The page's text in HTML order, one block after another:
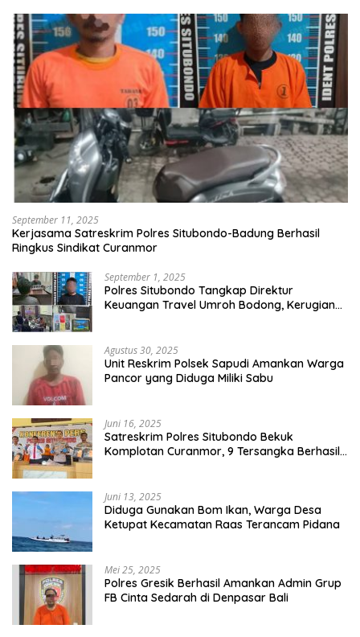
September 11, 2025
Kerjasama Satreskrim Polres Situbondo-Badung Berhasil
Ringkus Sindikat Curanmor
September 1, 2025
Polres Situbondo Tangkap Direktur
Keuangan Travel Umroh Bodong, Kerugian
Agustus 30, 2025
Unit Reskrim Polsek Sapudi Amankan Warga
Pancor yang Diduga Miliki Sabu
Juni 16, 2025
Satreskrim Polres Situbondo Bekuk
Komplotan Curanmor, 9 Tersangka Berhasil
Juni 13, 2025
Diduga Gunakan Bom Ikan, Warga Desa
Ketupat Kecamatan Raas Terancam Pidana
Mei 25, 2025
Polres Gresik Berhasil Amankan Admin Grup
FB Cinta Sedarah di Denpasar Bali